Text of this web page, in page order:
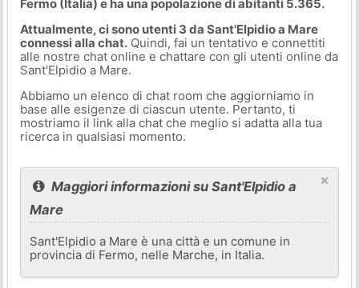
Fermo (Italia) e ha una popolazione di abitanti 5.365.
Attualmente, ci sono utenti 3 da Sant'Elpidio a Mare
connessi alla chat.Quindi, fai un tentativo e connettiti
alle nostre chat online e chattare con gli utenti online da
Sant'Elpidio a Mare.
Abbiamo un elenco di chat room che aggiorniamo in
base alle esigenze di ciascun utente. Pertanto, ti
mostriamo il link alla chat che meglio si adatta alla tua
ricerca in qualsiasi momento.
×
Maggiori informazioni su Sant'Elpidio a
Mare
Sant'Elpidio a Mare è una città e un comune in
provincia di Fermo, nelle Marche, in Italia.